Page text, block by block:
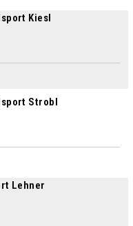
Kiesl
Strobl
Lehner